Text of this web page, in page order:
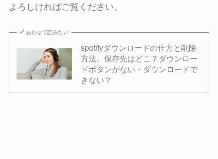
よろしければご覧ください。
あわせて読みたい
spotifyダウンロードの仕方と削除
方法。保存先はどこ？ダウンロー
ドボタンがない・ダウンロードで
きない？